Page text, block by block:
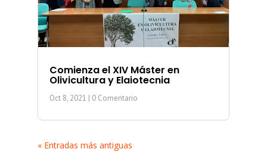
Comienza el XIV Máster en
Olivicultura y Elaiotecnia
Oct 8, 2021 | 0 Comentario
« Entradas más antiguas